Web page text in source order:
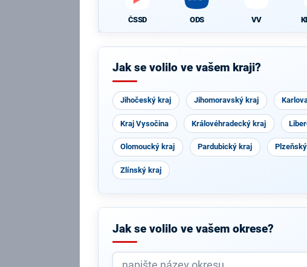
ČSSD ODS VV
Jak se volilo ve vašem kraji?
Jihočeský kraj Jihomoravský kraj
Kraj Vysočina Královéhradecký kraj
Olomoucký kraj Pardubický kraj
Zlínský kraj
Jak se volilo ve vašem okrese?